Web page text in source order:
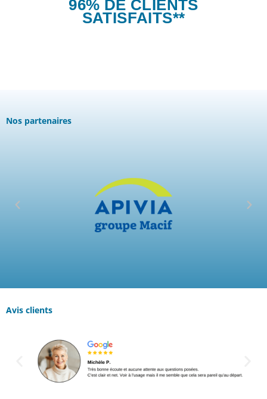
96% DE CLIENTS
SATISFAITS**
Nos partenaires
Avis clients